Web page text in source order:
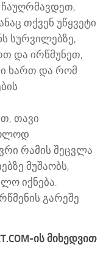
თქვენ უწყვეტი
სურვილებზე,
და ირწმუნეთ,
ხართ და რომ
თავი
რამის შეცვლა
მუშაობს,
იქნება.
გარეშე
ᲘᲡ ᲛᲘᲮᲔᲓᲕᲘᲗ